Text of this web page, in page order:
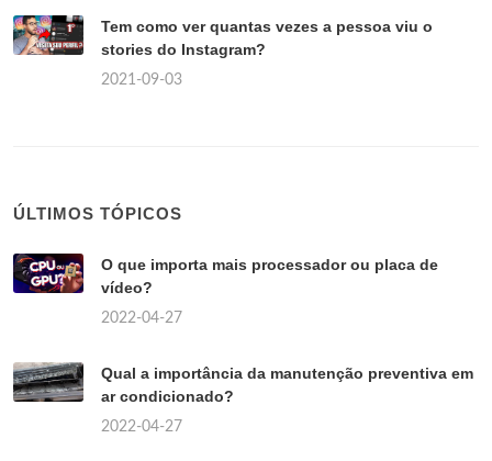
Tem como ver quantas vezes a pessoa viu o
stories do Instagram?
2021-09-03
ÚLTIMOS TÓPICOS
O que importa mais processador ou placa de
vídeo?
2022-04-27
Qual a importância da manutenção preventiva em
ar condicionado?
2022-04-27